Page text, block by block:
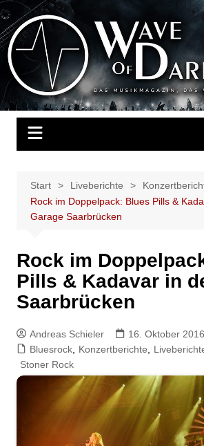
Zum
Inhalt
springen
Das Musikmagazin, das Wellen schlägt.
Fotos, Termine, Interviews,
Start Liveberichte
Rock im Doppelpack: Blues Pills &
Garage Saarbrücken
Rock im
Pills & Kadavar in
Saarbrücken
Andreas Schieler
16. Oktober 2016
Bluesrock, Konzertberichte
Stoner Rock